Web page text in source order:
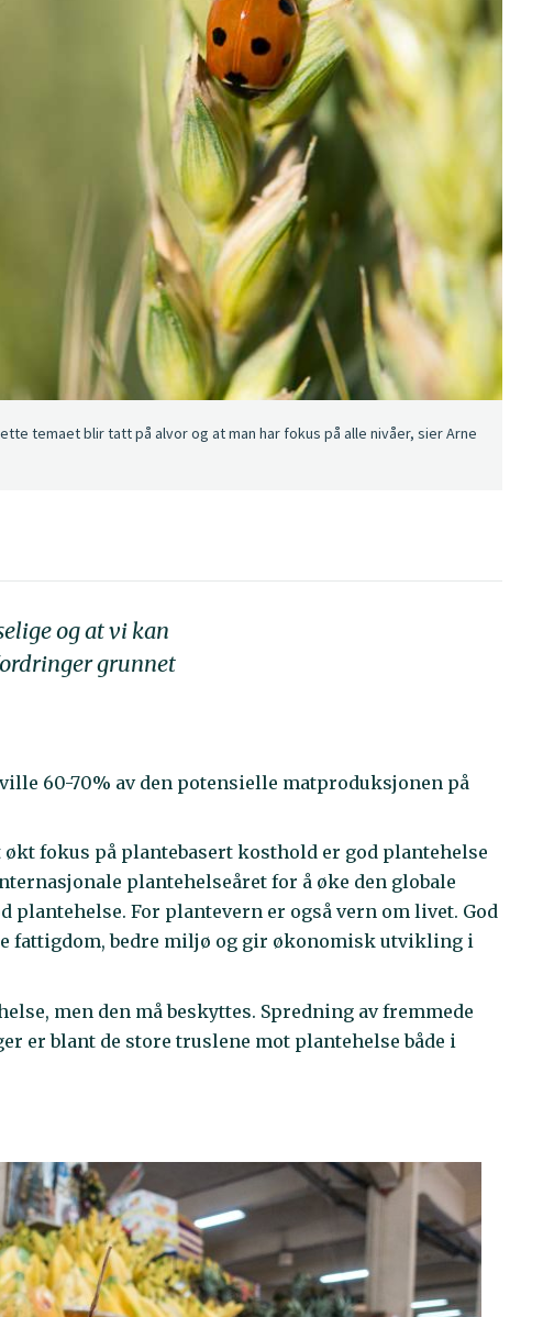
temaet blir tatt på alvor og at man har fokus på alle nivåer, sier Arne
og at vi kan
grunnet
60-70% av den potensielle matproduksjonen på
fokus på plantebasert kosthold er god plantehelse
plantehelseåret for å øke den globale
For plantevern er også vern om livet. God
fattigdom, bedre miljø og gir økonomisk utvikling i
men den må beskyttes. Spredning av fremmede
er blant de store truslene mot plantehelse både i